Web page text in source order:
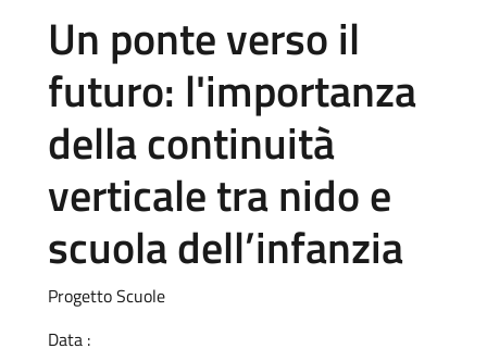
Un ponte verso il
futuro: l'importanza
della continuità
verticale tra nido e
scuola dell’infanzia
Progetto Scuole
Data :